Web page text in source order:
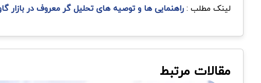
لینک مطلب :راهنمایی ها و توصیه های تحلیل گر معروف در بازار
مقالات مرتبط